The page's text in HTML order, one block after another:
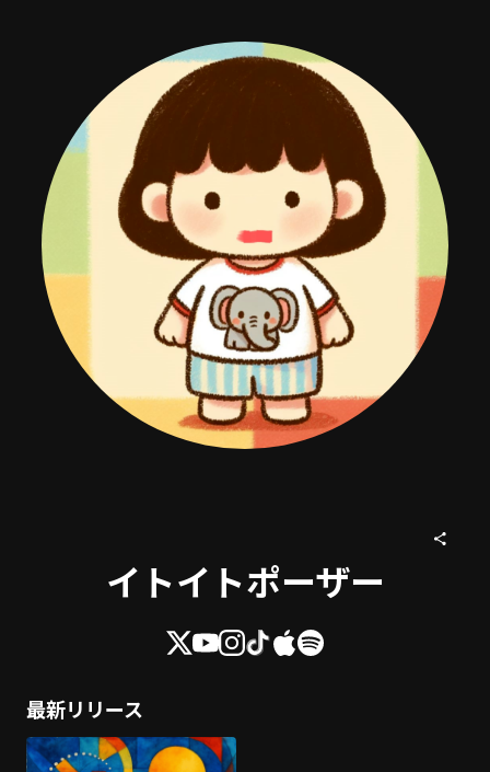
イトイトポーザー
最新リリース